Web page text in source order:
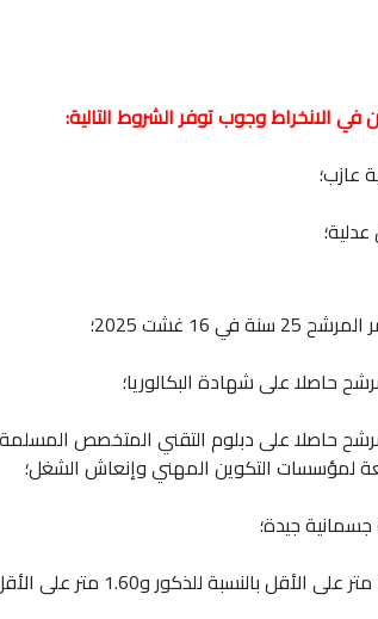
عازب؛
المرشح
؛
حاصلا على شهادة البكالوريا؛
حاصلا على دبلوم التقني المتخصص المسلمة
لمؤسسات التكوين المهني وإنعاش الشغل؛
جيدة؛